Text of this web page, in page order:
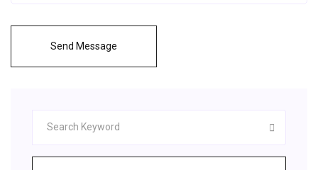
Send Message